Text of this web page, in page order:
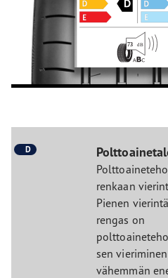
D
renkaan
Pienen
rengas on
sen
vähemmän